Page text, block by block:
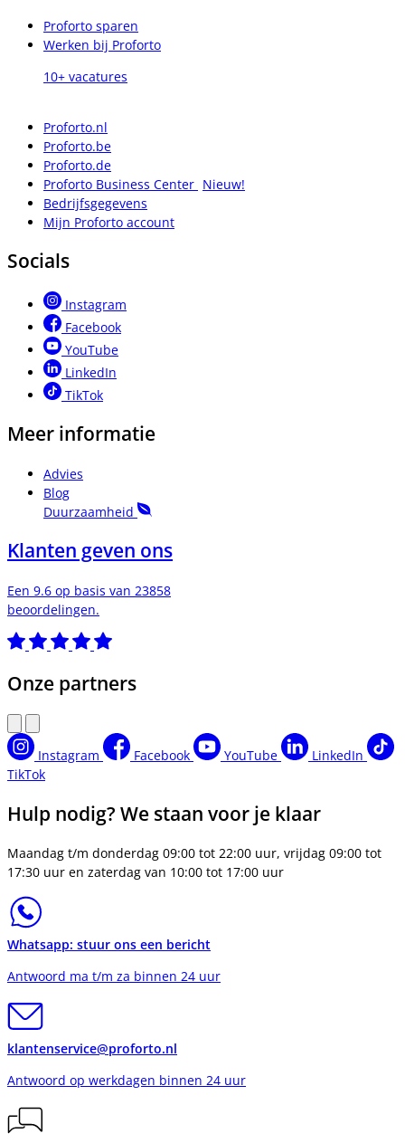
Proforto sparen
Werken bij Proforto
10+ vacatures
Proforto.nl
Proforto.be
Proforto.de
Proforto Business Center Nieuw!
Bedrijfsgegevens
Mijn Proforto account
Socials
Instagram
Facebook
YouTube
LinkedIn
TikTok
Meer informatie
Advies
Blog
Duurzaamheid
Klanten geven ons
Een 9.6 op basis van 23858
beoordelingen.
Onze partners
Instagram Facebook YouTube
LinkedIn
TikTok
Hulp nodig? We staan voor je klaar
Maandag t/m donderdag 09:00 tot 22:00 uur, vrijdag 09:00 tot
17:30 uur en zaterdag van 10:00 tot 17:00 uur
Whatsapp: stuur ons een bericht
Antwoord ma t/m za binnen 24 uur
klantenservice@proforto.nl
Antwoord op werkdagen binnen 24 uur